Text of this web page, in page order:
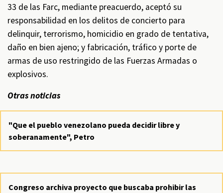
33 de las Farc, mediante preacuerdo, aceptó su
responsabilidad en los delitos de concierto para
delinquir, terrorismo, homicidio en grado de tentativa,
daño en bien ajeno; y fabricación, tráfico y porte de
armas de uso restringido de las Fuerzas Armadas o
explosivos.
Otras noticias
"Que el pueblo venezolano pueda decidir libre y
soberanamente", Petro
Congreso archiva proyecto que buscaba prohibir las